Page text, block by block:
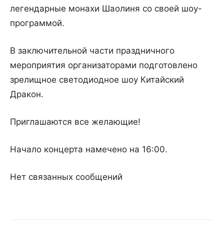
легендарные монахи Шаолиня со своей шоу-
программой.
В заключительной части праздничного
мероприятия организаторами подготовлено
зрелищное светодиодное шоу Китайский
Дракон.
Приглашаются все желающие!
Начало концерта намечено на 16:00.
Нет связанных сообщений